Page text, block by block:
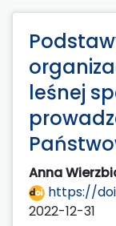
leśnej
Anna
https://
2022-12-31